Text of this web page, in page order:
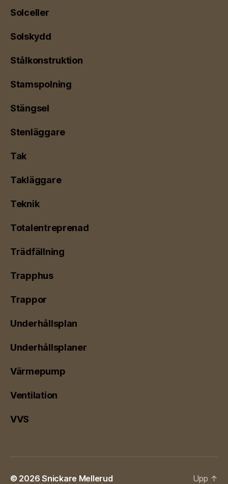
Solceller
Solskydd
Stålkonstruktion
Stamspolning
Stängsel
Stenläggare
Tak
Takläggare
Teknik
Totalentreprenad
Trädfällning
Trapphus
Trappor
Underhållsplan
Underhållsplaner
Värmepump
Ventilation
VVS
© 2026Snickare Mellerud Upp ↑